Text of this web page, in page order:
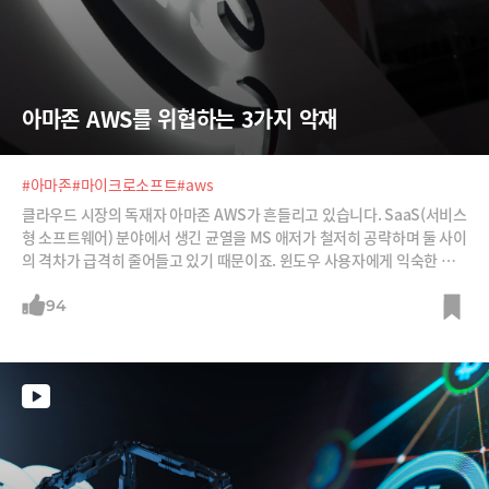
아마존 AWS를 위협하는 3가지 악재
#아마존#마이크로소프트#aws
클라우드 시장의 독재자 아마존 AWS가 흔들리고 있습니다. SaaS(서비스
형 소프트웨어) 분야에서 생긴 균열을 MS 애저가 철저히 공략하며 둘 사이
의 격차가 급격히 줄어들고 있기 때문이죠. 윈도우 사용자에게 익숙한 파
aS(서비스형 소프트웨어) 분야가 MS의 무기입니다. SaaS를 필두로 MS
94